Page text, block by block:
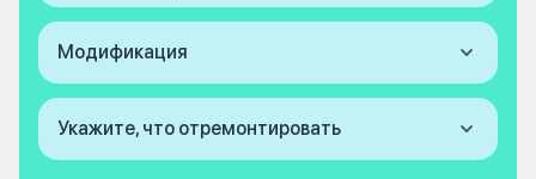
Модификация
Укажите, что отремонтировать